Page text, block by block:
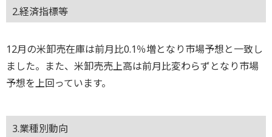
2.経済指標等
12月の米卸売在庫は前月比0.1％増となり市場予想と一致し
ました。また、米卸売売上高は前月比変わらずとなり市場
予想を上回っています。
3.業種別動向